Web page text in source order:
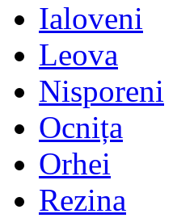
Ialoveni
Leova
Nisporeni
Ocnița
Orhei
Rezina